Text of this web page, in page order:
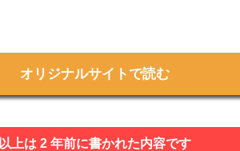
オリジナルサイトで読む
以上は 2 年前に書かれた内容です